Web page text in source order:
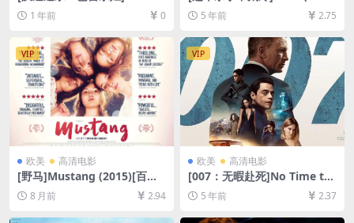
a (2025)[百度网盘+夸克网盘1
080P超清未删减资源][网盘在
英字幕]
1 年前 0
133min[百度网盘+迅雷云盘
资源1080P超清未删减][MP4/
5 年前 2.75
VIP
欧美 高清电影
[野马]Mustang (2015)[百度
网盘+夸克网盘1080P超清未
删减资源][网盘在线播放/下
载][MP4/7GB][中文字幕]
8 月前 2.94
VIP
欧美 高清电影
[007：无暇赴死]No Time to
Die (2021)[百度网盘+迅雷云
盘资源1080P超清未删减][MP
4/10GB][中英字幕]
5 年前 2.37